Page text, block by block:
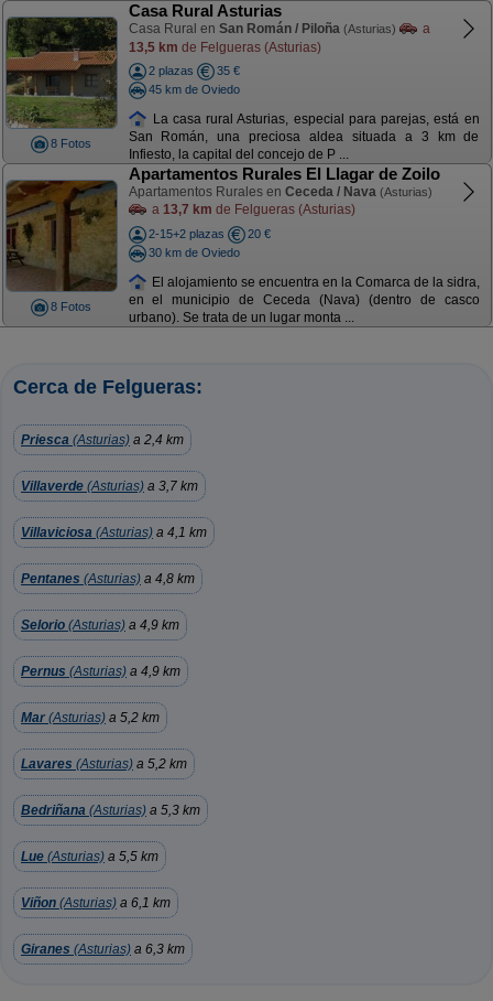
8 Fotos
Casa Rural Asturias
Casa Rural en San Román / Piloña (Asturias)
a
13,5 km de Felgueras (Asturias)
2 plazas
35 €
45 km de Oviedo
La casa rural Asturias, especial para parejas, está en
San Román, una preciosa aldea situada a 3 km de
Infiesto, la capital del concejo de P ...
8 Fotos
Apartamentos Rurales El Llagar de Zoilo
Apartamentos Rurales en Ceceda / Nava (Asturias)
a 13,7 km de Felgueras (Asturias)
2-15+2 plazas
20 €
30 km de Oviedo
El alojamiento se encuentra en la Comarca de la sidra,
en el municipio de Ceceda (Nava) (dentro de casco
urbano). Se trata de un lugar monta ...
Cerca de Felgueras:
Priesca (Asturias) a 2,4 km
Villaverde (Asturias) a 3,7 km
Villaviciosa (Asturias) a 4,1 km
Pentanes (Asturias) a 4,8 km
Selorio (Asturias) a 4,9 km
Pernus (Asturias) a 4,9 km
Mar (Asturias) a 5,2 km
Lavares (Asturias) a 5,2 km
Bedriñana (Asturias) a 5,3 km
Lue (Asturias) a 5,5 km
Viñon (Asturias) a 6,1 km
Giranes (Asturias) a 6,3 km